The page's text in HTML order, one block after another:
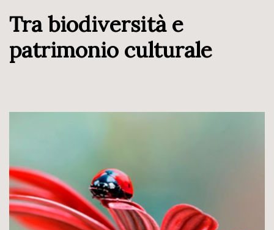
Tra biodiversità e
patrimonio culturale